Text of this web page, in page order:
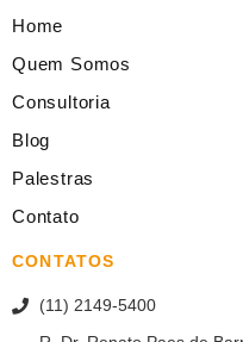
Home
Quem Somos
Consultoria
Blog
Palestras
Contato
CONTATOS
(11) 2149-5400